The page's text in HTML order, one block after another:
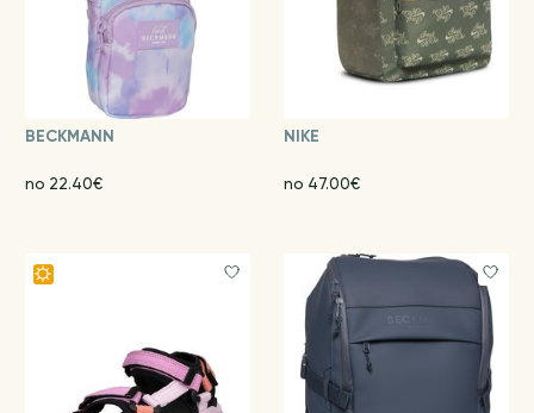
BECKMANN
no 22.40€
NIKE
no 47.00€